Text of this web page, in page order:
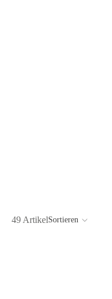
49 ArtikelSortieren